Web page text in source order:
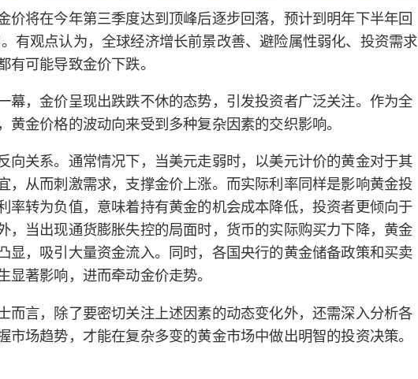
价将在今年第三季度达到顶峰后逐步回落，预计到明年下半年回
有观点认为，全球经济增长前景改善、避险属性弱化、投资需求
有可能导致金价下跌。
幕，金价呈现出跌跌不休的态势，引发投资者广泛关注。作为全
黄金价格的波动向来受到多种复杂因素的交织影响。
向关系。通常情况下，当美元走弱时，以美元计价的黄金对于其
，从而刺激需求，支撑金价上涨。而实际利率同样是影响黄金投
率转为负值，意味着持有黄金的机会成本降低，投资者更倾向于
，当出现通货膨胀失控的局面时，货币的实际购买力下降，黄金
显，吸引大量资金流入。同时，各国央行的黄金储备政策和买卖
著影响，进而牵动金价走势。
而言，除了要密切关注上述因素的动态变化外，还需深入分析各
市场趋势，才能在复杂多变的黄金市场中做出明智的投资决策。